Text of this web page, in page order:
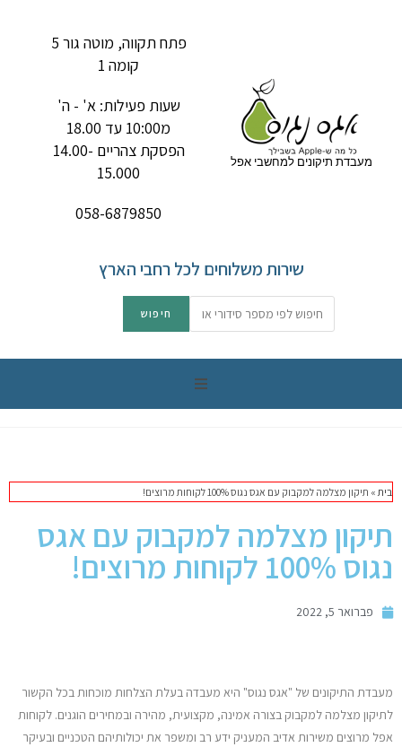
מעבדת תיקונים למחשבי אפל
פתח תקווה, מוטה גור 5
קומה 1
שעות פעילות: א' - ה'
מ10:00 עד 18.00
הפסקת צהריים 14.00-
15.000
058-6879850
שירות משלוחים לכל רחבי הארץ
iPad
אביזרים לApple
חלקים למק | Apple
בית » תיקון מצלמה למקבוק עם אגס נגוס 100% לקוחות מרוצים!
תיקון מצלמה למקבוק עם אגס
נגוס 100% לקוחות מרוצים!
פברואר 5, 2022
מעבדת התיקונים של "אגס נגוס" היא מעבדה בעלת הצלחות מוכחות בכל הקשור
לתיקון מצלמה למקבוק בצורה אמינה, מקצועית, מהירה ובמחירים הוגנים. לקוחות
אפל מרוצים משירות אדיב המעניק ידע רב ומשפר את יכולותיהם הטכניים ובעיקר